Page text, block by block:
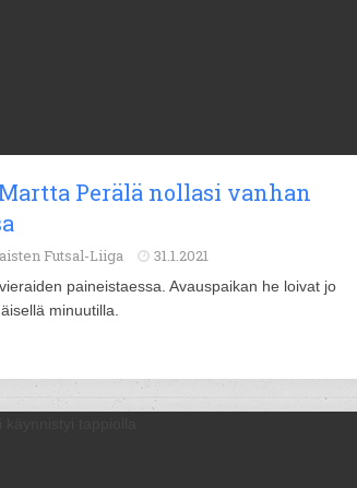
Perälä nollasi vanhan
Futsal-Liiga 31.1.2021
paineistaessa. Avauspaikan he loivat jo
minuutilla.